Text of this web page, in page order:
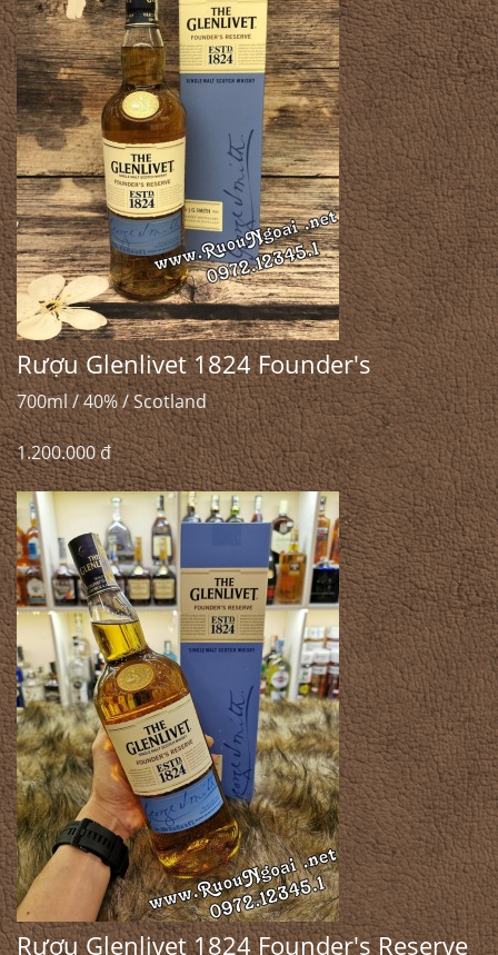
Rượu Glenlivet 1824 Founder's
700ml / 40% / Scotland
1.200.000 đ
Rượu Glenlivet 1824 Founder's Reserve